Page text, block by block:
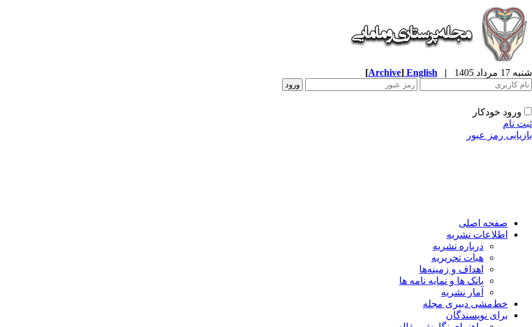
شنبه 17 مرداد 1405 |
English
[Archive]
ورود خودکار
ثبت نام
بازیابی رمز عبور
صفحه اصلی
اطلاعات نشریه
درباره نشریه
هیات تحریریه
اهداف و زمینه‌ها
بانک ها و نمایه نامه ها
آمار نشریه
خط‌مشی دبیری مجله
برای نویسندگان